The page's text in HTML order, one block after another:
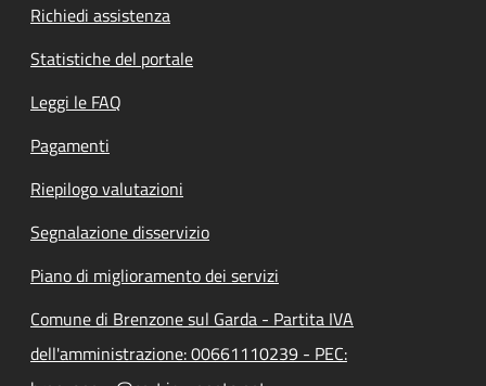
Richiedi assistenza
Statistiche del portale
Leggi le FAQ
Pagamenti
Riepilogo valutazioni
Segnalazione disservizio
Piano di miglioramento dei servizi
Comune di Brenzone sul Garda - Partita IVA
dell'amministrazione: 00661110239 - PEC: